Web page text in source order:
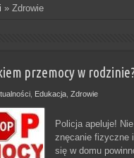
» Zdrowie
przemocy w
, Edukacja, Zdrowie
Policja apeluje!
znęcanie fizyczne
się w domu